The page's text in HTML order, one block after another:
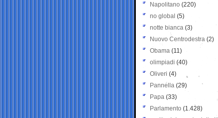
Napolitano (220)
no global (5)
notte bianca (3)
Nuovo Centrodestra (2)
Obama (11)
olimpiadi (40)
Oliveri (4)
Pannella (29)
Papa (33)
Parlamento (1.428)